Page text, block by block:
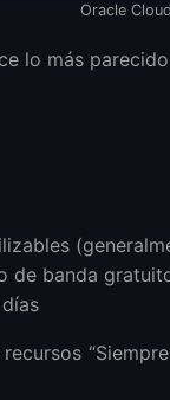
Oracle Cloud
lo más
de banda